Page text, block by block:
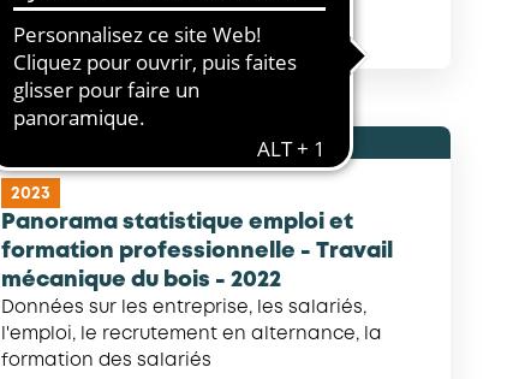
Rapport d'étude
Infographie
Travail mécanique du bois
2023
Panorama statistique emploi et
formation professionnelle - Travail
mécanique du bois - 2022
Données sur les entreprise, les salariés,
l'emploi, le recrutement en alternance, la
formation des salariés